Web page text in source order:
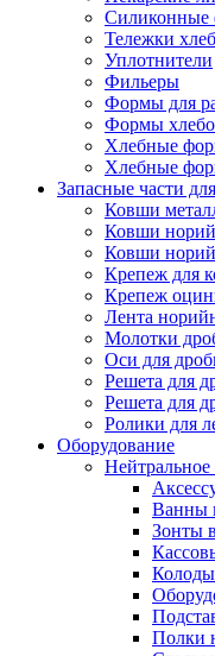
Тележки
Уплотнители
Фильеры
Формы для
Формы
Хлебные
Хлебные
Запасные части
Ковши
Ковши
Ковши
Крепеж для
Крепеж
Лента
Молотки
Оси для
Решета для
Решета для
Ролики для
Оборудование
Нейтральное
Ванны
Зонты
Колоды
Полки